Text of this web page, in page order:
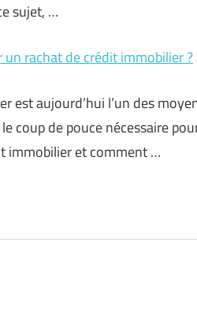
sujet, …
un rachat de crédit immobilier ?
est aujourd’hui l’un des
coup de pouce nécessaire
immobilier et comment …